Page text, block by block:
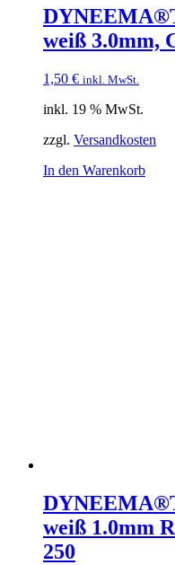
weiß 3.0mm,
1,50 € inkl. MwSt.
inkl. 19 % MwSt.
zzgl. Versandkosten
In den Warenkorb
weiß 1.0mm
250